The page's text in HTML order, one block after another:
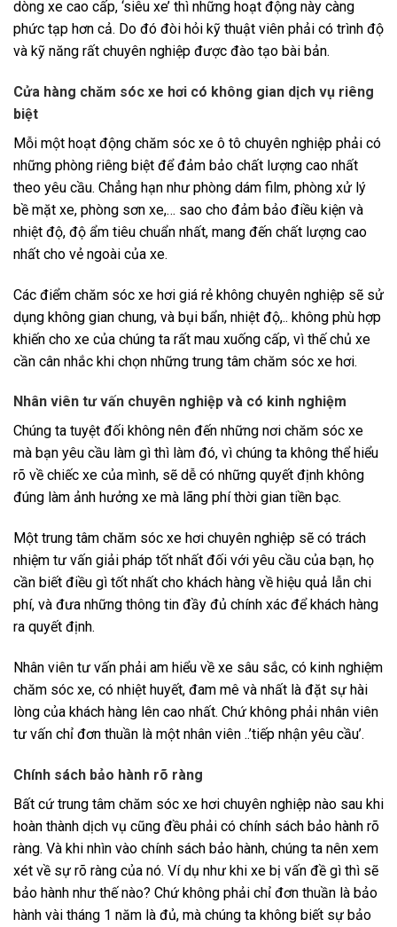
dòng xe cao cấp, ‘siêu xe’ thì những hoạt động này càng
phức tạp hơn cả. Do đó đòi hỏi kỹ thuật viên phải có trình độ
và kỹ năng rất chuyên nghiệp được đào tạo bài bản.
Cửa hàng chăm sóc xe hơi có không gian dịch vụ riêng
biệt
Mỗi một hoạt động chăm sóc xe ô tô chuyên nghiệp phải có
những phòng riêng biệt để đảm bảo chất lượng cao nhất
theo yêu cầu. Chẳng hạn như phòng dám film, phòng xử lý
bề mặt xe, phòng sơn xe,… sao cho đảm bảo điều kiện và
nhiệt độ, độ ẩm tiêu chuẩn nhất, mang đến chất lượng cao
nhất cho vẻ ngoài của xe.
Các điểm chăm sóc xe hơi giá rẻ không chuyên nghiệp sẽ sử
dụng không gian chung, và bụi bẩn, nhiệt độ,.. không phù hợp
khiến cho xe của chúng ta rất mau xuống cấp, vì thế chủ xe
cần cân nhắc khi chọn những trung tâm chăm sóc xe hơi.
Nhân viên tư vấn chuyên nghiệp và có kinh nghiệm
Chúng ta tuyệt đối không nên đến những nơi chăm sóc xe
mà bạn yêu cầu làm gì thì làm đó, vì chúng ta không thể hiểu
rõ về chiếc xe của mình, sẽ dễ có những quyết định không
đúng làm ảnh hưởng xe mà lãng phí thời gian tiền bạc.
Một trung tâm chăm sóc xe hơi chuyên nghiệp sẽ có trách
nhiệm tư vấn giải pháp tốt nhất đối với yêu cầu của bạn, họ
cần biết điều gì tốt nhất cho khách hàng về hiệu quả lẫn chi
phí, và đưa những thông tin đầy đủ chính xác để khách hàng
ra quyết định.
Nhân viên tư vấn phải am hiểu về xe sâu sắc, có kinh nghiệm
chăm sóc xe, có nhiệt huyết, đam mê và nhất là đặt sự hài
lòng của khách hàng lên cao nhất. Chứ không phải nhân viên
tư vấn chỉ đơn thuần là một nhân viên ..’tiếp nhận yêu cầu’.
Chính sách bảo hành rõ ràng
Bất cứ trung tâm chăm sóc xe hơi chuyên nghiệp nào sau khi
hoàn thành dịch vụ cũng đều phải có chính sách bảo hành rõ
ràng. Và khi nhìn vào chính sách bảo hành, chúng ta nên xem
xét về sự rõ ràng của nó. Ví dụ như khi xe bị vấn đề gì thì sẽ
bảo hành như thế nào? Chứ không phải chỉ đơn thuần là bảo
hành vài tháng 1 năm là đủ, mà chúng ta không biết sự bảo